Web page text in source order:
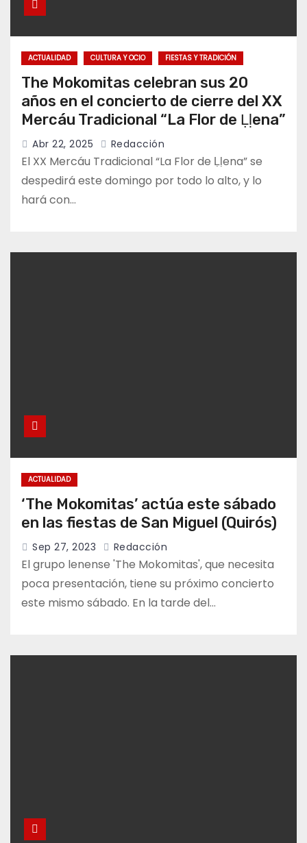
ACTUALIDAD CULTURA Y OCIO FIESTAS Y TRADICIÓN
The Mokomitas celebran sus 20
años en el concierto de cierre del XX
Mercáu Tradicional “La Flor de Ḷḷena”
Abr 22, 2025 Redacción
El XX Mercáu Tradicional “La Flor de Ḷḷena” se
despedirá este domingo por todo lo alto, y lo
hará con…
ACTUALIDAD
‘The Mokomitas’ actúa este sábado
en las fiestas de San Miguel (Quirós)
Sep 27, 2023 Redacción
El grupo lenense 'The Mokomitas', que necesita
poca presentación, tiene su próximo concierto
este mismo sábado. En la tarde del…